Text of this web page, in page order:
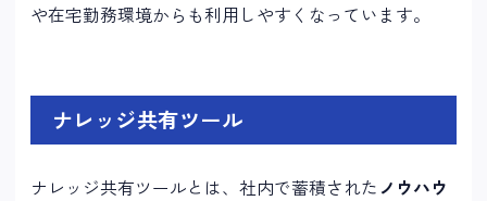
や在宅勤務環境からも利用しやすくなっています。
ナレッジ共有ツール
ナレッジ共有ツールとは、社内で蓄積された ノウハウ